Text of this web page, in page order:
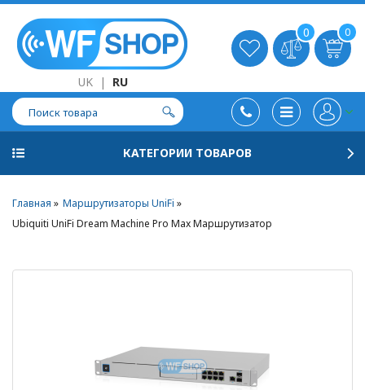
UK | RU
0 0
КАТЕГОРИИ ТОВАРОВ
Главная
Маршрутизаторы UniFi
Ubiquiti UniFi Dream Machine Pro Max Маршрутизатор